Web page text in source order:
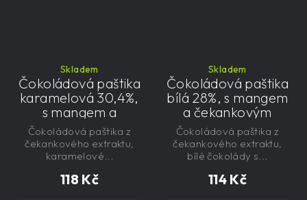
Skladem
Čokoládová paštika
karamelová 30,4%,
s mangem a
čekankovým
sirupem 100g -
nízkokalorická,
118 Kč
Čokoládová paštika z
čekankového extraktu,
karamelové...
Skladem
Čokoládová paštika
bílá 28%, s mangem
a čekankovým
sirupem 100g -
nízkokalorická,
řemeslná
114 Kč
Čokoládová paštika z
čekankového extraktu,
bílé čokolády s...